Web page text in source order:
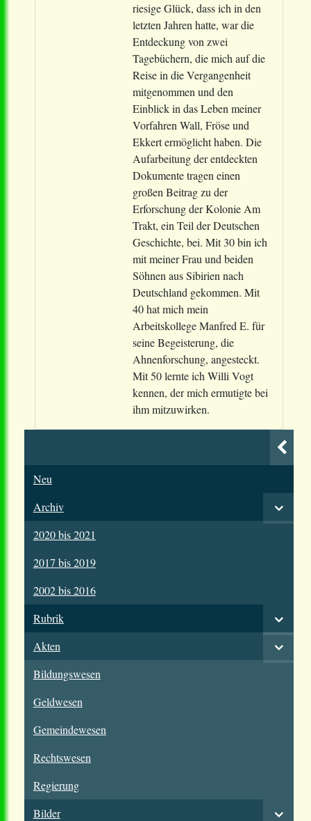
riesige Glück, dass ich in den
letzten Jahren hatte, war die
Entdeckung von zwei
Tagebüchern, die mich auf die
Reise in die Vergangenheit
mitgenommen und den
Einblick in das Leben meiner
Vorfahren Wall, Fröse und
Ekkert ermöglicht haben. Die
Aufarbeitung der entdeckten
Dokumente tragen einen
großen Beitrag zu der
Erforschung der Kolonie Am
Trakt, ein Teil der Deutschen
Geschichte, bei. Mit 30 bin ich
mit meiner Frau und beiden
Söhnen aus Sibirien nach
Deutschland gekommen. Mit
40 hat mich mein
Arbeitskollege Manfred E. für
seine Begeisterung, die
Ahnenforschung, angesteckt.
Mit 50 lernte ich Willi Vogt
kennen, der mich ermutigte bei
ihm mitzuwirken.
Neu
Archiv
2020 bis 2021
2017 bis 2019
2002 bis 2016
Rubrik
Akten
Bildungswesen
Geldwesen
Gemeindewesen
Rechtswesen
Regierung
Bilder